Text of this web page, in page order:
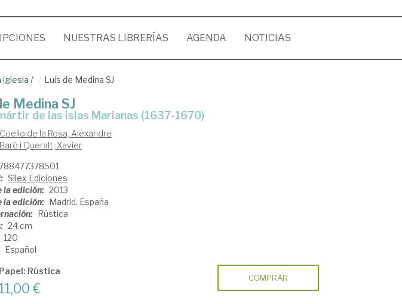
NUESTRAS LIBRERÍAS AGENDA NOTICIAS
iglesia / Luis de Medina SJ
Medina SJ
de las islas Marianas (1637-1670)
Coello de la Rosa, Alexandre
Baró i Queralt, Xavier
Sílex Ediciones
la edición: 2013
la edición: Madrid. España
Rústica
24 cm
120
Español
Papel: Rústica
11,00 €
COMPRAR